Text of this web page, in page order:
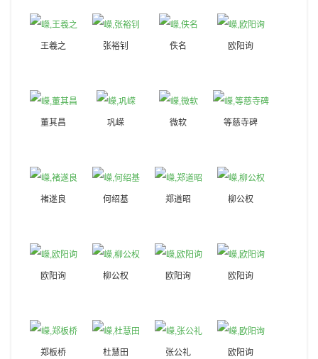
王羲之 张裕钊 佚名 欧阳询
董其昌 巩嵘 微软 等慈寺碑
褚遂良 何绍基 郑道昭 柳公权
欧阳询 柳公权 欧阳询 欧阳询
郑板桥 杜慧田 张公礼 欧阳询